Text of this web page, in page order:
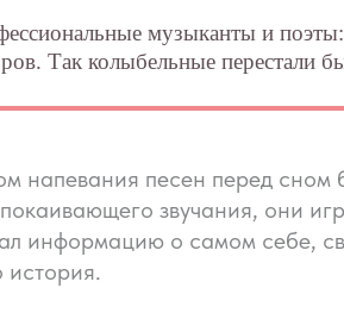
музыканты и
Так колыбельные перестали
напевания песен перед
звучания, они
информацию о самом себе,
история.